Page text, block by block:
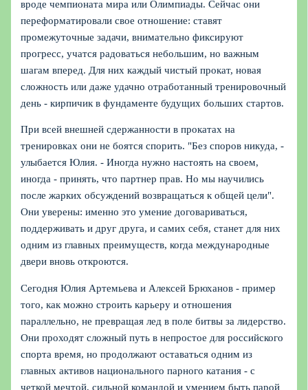
вроде чемпионата мира или Олимпиады. Сейчас они
переформатировали свое отношение: ставят
промежуточные задачи, внимательно фиксируют
прогресс, учатся радоваться небольшим, но важным
шагам вперед. Для них каждый чистый прокат, новая
сложность или даже удачно отработанный тренировочный
день - кирпичик в фундаменте будущих больших стартов.
При всей внешней сдержанности в прокатах на
тренировках они не боятся спорить. "Без споров никуда, -
улыбается Юлия. - Иногда нужно настоять на своем,
иногда - принять, что партнер прав. Но мы научились
после жарких обсуждений возвращаться к общей цели".
Они уверены: именно это умение договариваться,
поддерживать и друг друга, и самих себя, станет для них
одним из главных преимуществ, когда международные
двери вновь откроются.
Сегодня Юлия Артемьева и Алексей Брюханов - пример
того, как можно строить карьеру и отношения
параллельно, не превращая лед в поле битвы за лидерство.
Они проходят сложный путь в непростое для российского
спорта время, но продолжают оставаться одним из
главных активов национального парного катания - с
четкой мечтой, сильной командой и умением быть парой